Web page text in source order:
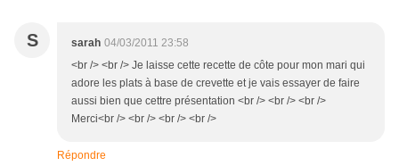
S sarah 04/03/2011 23:58
<br /> <br /> Je laisse cette recette de côte pour mon mari qui
adore les plats à base de crevette et je vais essayer de faire
aussi bien que cettre présentation <br /> <br /> <br />
Merci<br /> <br /> <br /> <br />
Répondre